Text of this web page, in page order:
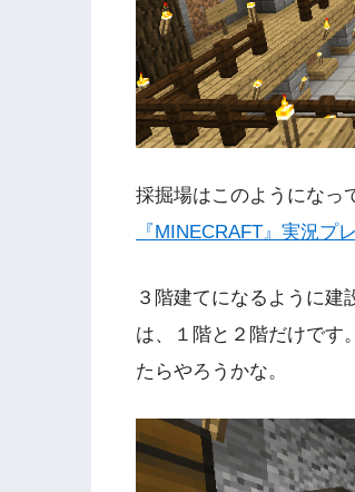
採掘場はこのようになっ
『MINECRAFT』実況プ
３階建てになるように
は、１階と２階だけです
たらやろうかな。